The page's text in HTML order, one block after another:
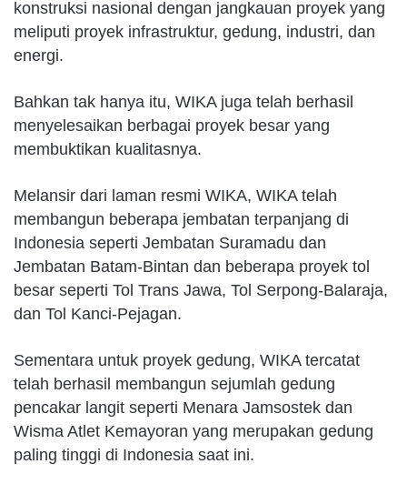
konstruksi nasional dengan jangkauan proyek yang
meliputi proyek infrastruktur, gedung, industri, dan
energi.
Bahkan tak hanya itu, WIKA juga telah berhasil
menyelesaikan berbagai proyek besar yang
membuktikan kualitasnya.
Melansir dari laman resmi WIKA, WIKA telah
membangun beberapa jembatan terpanjang di
Indonesia seperti Jembatan Suramadu dan
Jembatan Batam-Bintan dan beberapa proyek tol
besar seperti Tol Trans Jawa, Tol Serpong-Balaraja,
dan Tol Kanci-Pejagan.
Sementara untuk proyek gedung, WIKA tercatat
telah berhasil membangun sejumlah gedung
pencakar langit seperti Menara Jamsostek dan
Wisma Atlet Kemayoran yang merupakan gedung
paling tinggi di Indonesia saat ini.